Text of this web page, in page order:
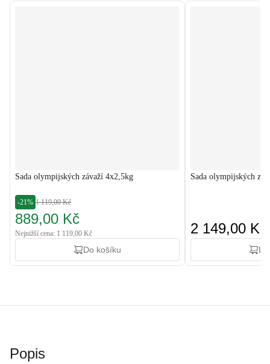
Sada olympijských závaží 4x2,5kg
-21% 1 119,00 Kč
889,00 Kč
Nejnižší cena: 1 119,00 Kč
Do košíku
Sada olympijských
2 149,00 Kč
Popis